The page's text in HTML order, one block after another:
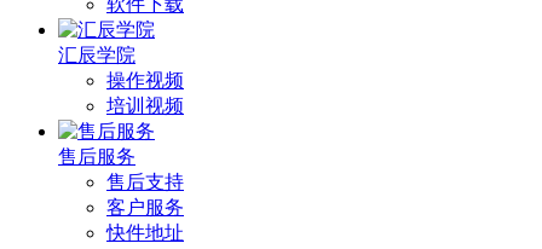
软件下载
汇辰学院
操作视频
培训视频
售后服务
售后支持
客户服务
快件地址